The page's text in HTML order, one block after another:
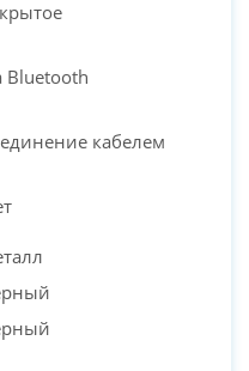
— Яндекс Карты
Bluetooth
кабелем